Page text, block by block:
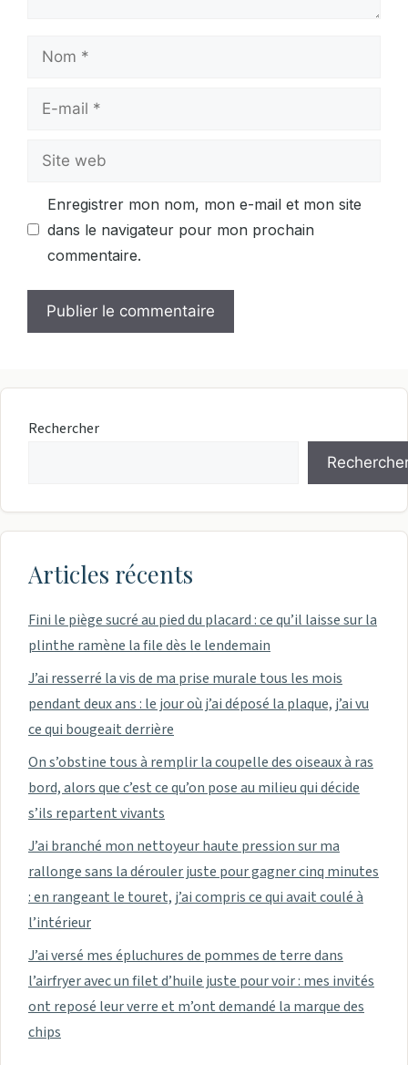
Nom
Site
Enregistrer mon nom, mon e-mail et mon site
dans le navigateur pour mon prochain
commentaire.
Rechercher
Articles récents
Fini le piège sucré au pied du placard : ce qu’il laisse sur la
plinthe ramène la file dès le lendemain
J’ai resserré la vis de ma prise murale tous les mois
pendant deux ans : le jour où j’ai déposé la plaque, j’ai vu
ce qui bougeait derrière
On s’obstine tous à remplir la coupelle des oiseaux à ras
bord, alors que c’est ce qu’on pose au milieu qui décide
s’ils repartent vivants
J’ai branché mon nettoyeur haute pression sur ma
rallonge sans la dérouler juste pour gagner cinq minutes
: en rangeant le touret, j’ai compris ce qui avait coulé à
l’intérieur
J’ai versé mes épluchures de pommes de terre dans
l’airfryer avec un filet d’huile juste pour voir : mes invités
ont reposé leur verre et m’ont demandé la marque des
chips